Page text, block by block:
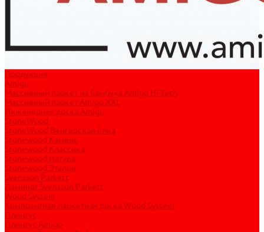
Продукция
Amigo
Массивный паркет из бамбука Amigo Hi-Tech
Массивный паркет Amigo XXL
Инженерная доска Amigo
StoneWood
StoneWood Венгерская ёлка
Stonewood Камень
Stonewood Классика
Stonewood Натура
Stonewood Эталон
Svensson Parkett
Ламинат Svensson Parkett
Wood System
Композитная паркетная доска Wood System
Плинтус
Плинтус Amigo